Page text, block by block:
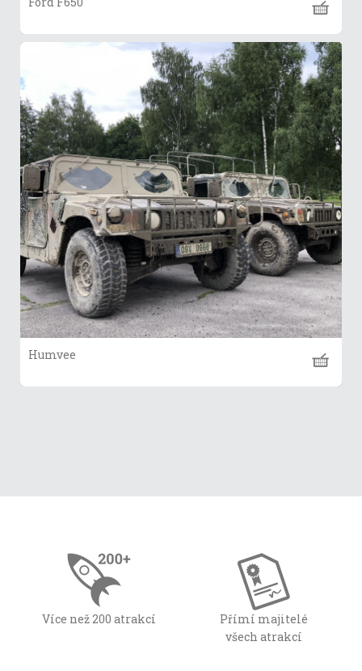
Humvee
Více než 200 atrakcí
Přímí majitelé
všech atrakcí